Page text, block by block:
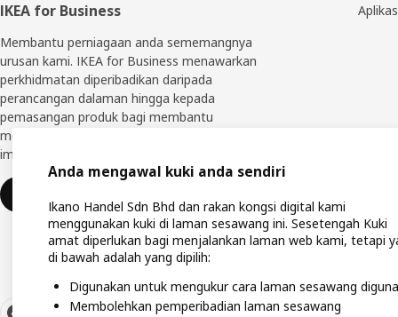
IKEA for Business
Membantu perniagaan anda sememangnya
urusan kami. IKEA for Business menawarkan
perkhidmatan diperibadikan daripada
perancangan dalaman hingga kepada
pemasangan produk bagi membantu
mewujudkan ruang perniagaan yang anda
impikan.
Anda mengawal kuki anda sendiri
Ikano Handel Sdn Bhd dan rakan kongsi digital kami
menggunakan kuki di laman sesawang ini. Sesetengah Kuki
amat diperlukan bagi menjalankan laman web kami, tetapi
di bawah adalah yang dipilih:
Digunakan untuk mengukur cara laman sesawang
Membolehkan pemperibadian laman sesawang